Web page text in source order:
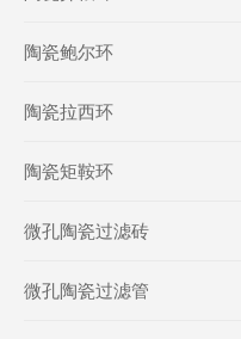
陶瓷鲍尔环
陶瓷拉西环
陶瓷矩鞍环
微孔陶瓷过滤砖
微孔陶瓷过滤管